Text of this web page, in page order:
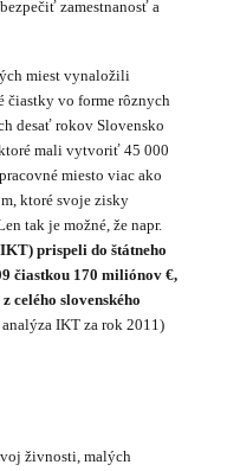
zamestnanosť a
miest vynaložili
čiastky vo forme rôznych
desať rokov Slovensko
mali vytvoriť 45 000
miesto viac ako
ktoré svoje zisky
tak je možné, že napr.
prispeli do štátneho
čiastkou 170 miliónov €,
celého slovenského
IKT za rok 2011)
živnosti, malých